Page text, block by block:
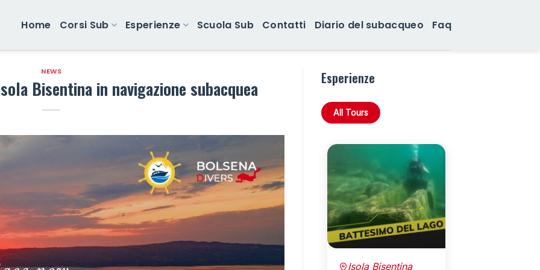
Home Corsi Sub Esperienze Scuola Sub Contatti Diario del subacqueo Faq
NEWS
Bisentina in navigazione subacquea Esperienze
All Tours
Isola Bisentina